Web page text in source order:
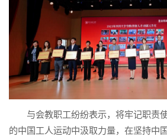
与会教职工纷纷表示，将牢记职责
的中国工人运动中汲取力量，在坚持中